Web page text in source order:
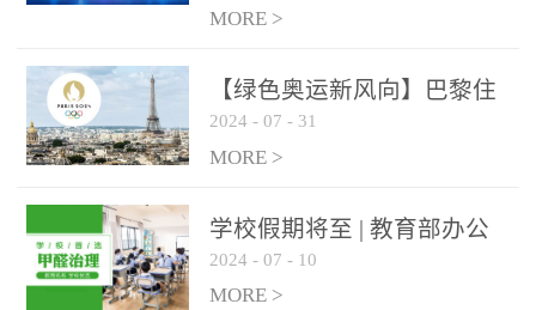
MORE >
【绿色奥运新风向】巴黎住
宿风波：优吸环保共建健康
绿色家居
2024 - 07 - 31
MORE >
学校假期将至 | 教育部办公
厅关于加强学校新建校舍室
内空气质量管理通知
2024 - 07 - 10
MORE >